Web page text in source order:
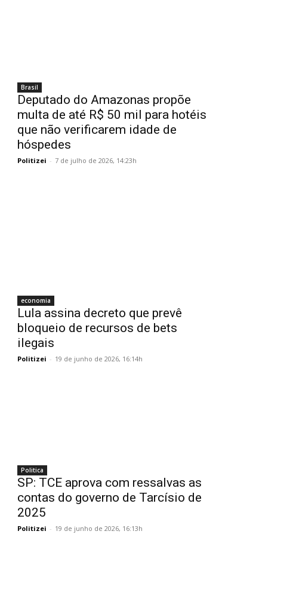
Brasil
Deputado do Amazonas propõe
multa de até R$ 50 mil para hotéis
que não verificarem idade de
hóspedes
Politizei - 7 de julho de 2026, 14:23h
economia
Lula assina decreto que prevê
bloqueio de recursos de bets
ilegais
Politizei - 19 de junho de 2026, 16:14h
Politica
SP: TCE aprova com ressalvas as
contas do governo de Tarcísio de
2025
Politizei - 19 de junho de 2026, 16:13h